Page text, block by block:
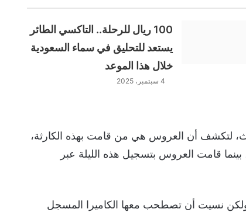
100 ريال للرحلة.. التاكسي الطائر
يستعد للتحليق في سماء السعودية
خلال هذا الموعد
4 سبتمبر، 2025
لتكشف أن العروس هي من قامت بهذه الكارثة،
بينما قامت العروس بتسجيل هذه الليلة عبر
ولكن نسيت أن تصطحب معها الكاميرا المسجل